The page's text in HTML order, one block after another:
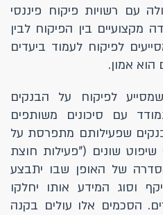
עם רשויות פיקוח פיננסי
מקצועיים בין הפיקוח לבין
לפיקוח לעמוד ביעדים
הוא אמון.
לפיקוח על הבנקים
עם סיכונים משותפים
שפעילותם מתפרסת על
שיפוט שונים ("פעילות חוצת
של האופן שבו יתבצע
וסוג המידע אותו יחלקו
הסכמים אלו עולים בקנה